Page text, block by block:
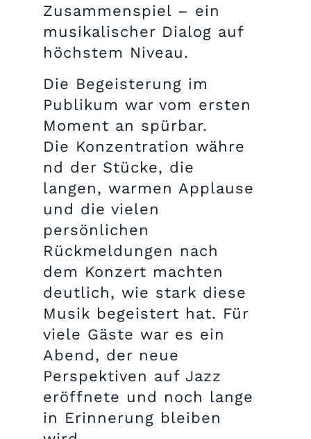
Zusammenspiel – ein
musikalischer Dialog auf
höchstem Niveau.
Die Begeisterung im
Publikum war vom ersten
Moment an spürbar.
Die Konzentration währe
nd der Stücke, die
langen, warmen Applause
und die vielen
persönlichen
Rückmeldungen nach
dem Konzert machten
deutlich, wie stark diese
Musik begeistert hat. Für
viele Gäste war es ein
Abend, der neue
Perspektiven auf Jazz
eröffnete und noch lange
in Erinnerung bleiben